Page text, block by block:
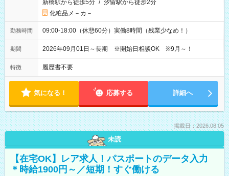
新橋駅から徒歩5分 / 汐留駅から徒歩2分
化粧品メ－カ－
勤務時間 09:00-18:00（休憩60分）実働8時間（残業少なめ！）
期間 2026年09月01日～長期 ※開始日相談OK ※9月～！
特徴 履歴書不要
気になる！ 応募する 詳細へ
掲載日：2026.08.05
未読
【在宅OK】レア求人！パスポートのデータ入力
＊時給1900円～／短期！すぐ働ける